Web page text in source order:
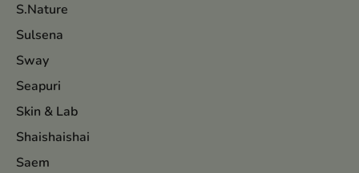
S.Nature
Sulsena
Sway
Seapuri
Skin & Lab
Shaishaishai
Saem